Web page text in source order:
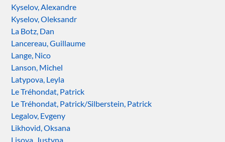
Kyselov, Alexandre
Kyselov, Oleksandr
La Botz, Dan
Lancereau, Guillaume
Lange, Nico
Lanson, Michel
Latypova, Leyla
Le Tréhondat, Patrick
Le Tréhondat, Patrick/Silberstein, Patrick
Legalov, Evgeny
Likhovid, Oksana
Lisova, Justyna